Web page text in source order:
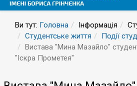
Ви тут: Головна Інформація
Студентське життя
Події
Вистава "Мина Мазайло"
"Іскра Прометея"